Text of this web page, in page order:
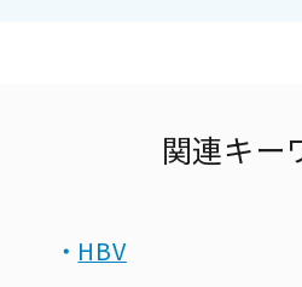
関連キー
HBV